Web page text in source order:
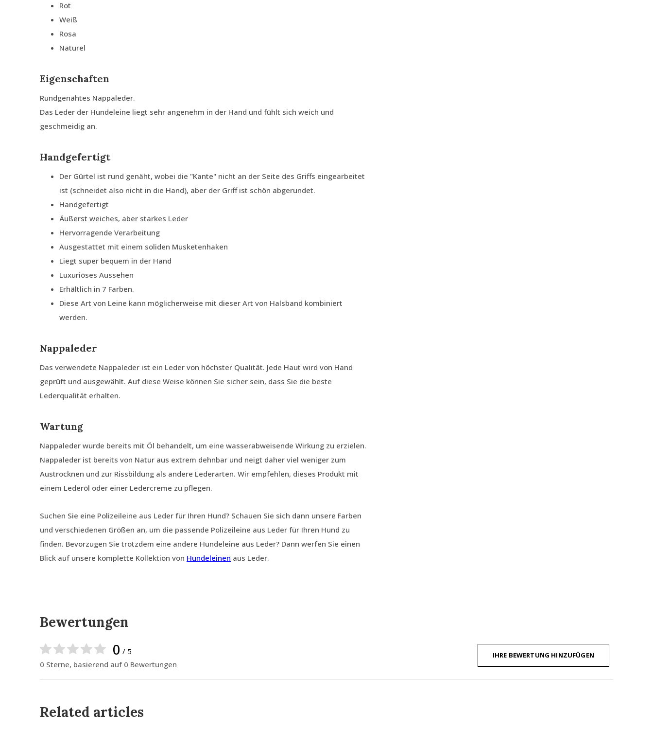
Rot
Weiß
Rosa
Naturel
Eigenschaften
Rundgenähtes Nappaleder.
Das Leder der Hundeleine liegt sehr angenehm in der Hand und fühlt sich weich und
geschmeidig an.
Handgefertigt
Der Gürtel ist rund genäht, wobei die "Kante" nicht an der Seite des Griffs eingearbeitet
ist (schneidet also nicht in die Hand), aber der Griff ist schön abgerundet.
Handgefertigt
Äußerst weiches, aber starkes Leder
Hervorragende Verarbeitung
Ausgestattet mit einem soliden Musketenhaken
Liegt super bequem in der Hand
Luxuriöses Aussehen
Erhältlich in 7 Farben.
Diese Art von Leine kann möglicherweise mit dieser Art von Halsband kombiniert
werden.
Nappaleder
Das verwendete Nappaleder ist ein Leder von höchster Qualität. Jede Haut wird von Hand
geprüft und ausgewählt. Auf diese Weise können Sie sicher sein, dass Sie die beste
Lederqualität erhalten.
Wartung
Nappaleder wurde bereits mit Öl behandelt, um eine wasserabweisende Wirkung zu erzielen.
Nappaleder ist bereits von Natur aus extrem dehnbar und neigt daher viel weniger zum
Austrocknen und zur Rissbildung als andere Lederarten. Wir empfehlen, dieses Produkt mit
einem Lederöl oder einer Ledercreme zu pflegen.
Suchen Sie eine Polizeileine aus Leder für Ihren Hund? Schauen Sie sich dann unsere Farben
und verschiedenen Größen an, um die passende Polizeileine aus Leder für Ihren Hund zu
finden. Bevorzugen Sie trotzdem eine andere Hundeleine aus Leder? Dann werfen Sie einen
Blick auf unsere komplette Kollektion von Hundeleinen aus Leder.
Bewertungen
0 / 5
0 Sterne, basierend auf 0 Bewertungen
IHRE BEWERTUNG HINZUFÜGEN
Related articles